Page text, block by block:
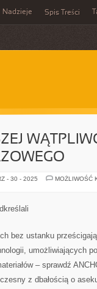
Nadzieje Spis Treści
- 30 - 2025
MOŻLIWOŚĆ
bez ustanku
umożliwiających
– sprawdź
z dbałością o